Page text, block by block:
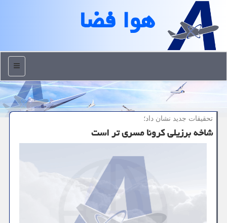
هوا فضا
منو
تحقیقات جدید نشان داد؛
شاخه برزیلی كرونا مسری تر است